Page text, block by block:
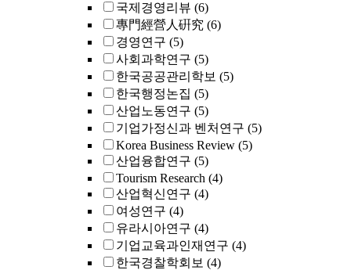
국제경영리뷰 (6)
專門經營人硏究 (6)
경영연구 (5)
사회과학연구 (5)
한국공공관리학보 (5)
한국행정논집 (5)
산업노동연구 (5)
기업가정신과 벤처연구 (5)
Korea Business Review (5)
산업융합연구 (5)
Tourism Research (4)
산업혁신연구 (4)
여성연구 (4)
유라시아연구 (4)
기업교육과인재연구 (4)
한국경찰학회보 (4)